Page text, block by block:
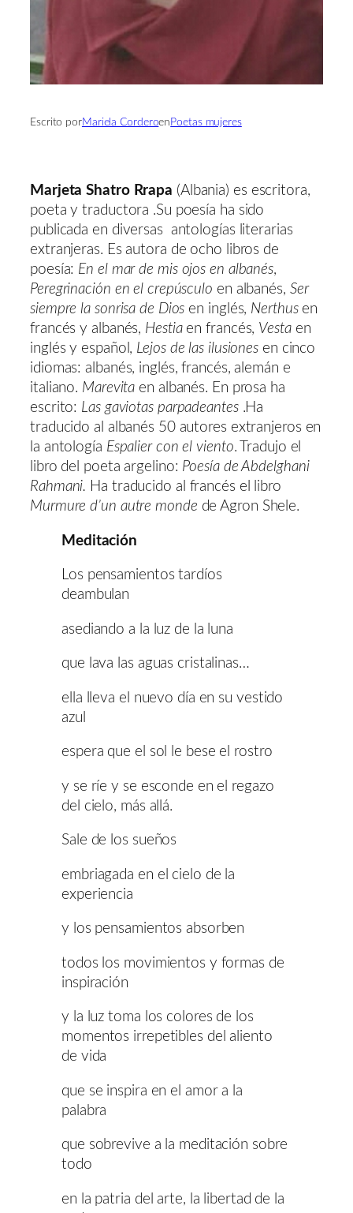
Escrito porMariela Corderoen Poetas mujeres
Marjeta Shatro Rrapa (Albania) es escritora,
poeta y traductora .Su poesía ha sido
publicada en diversas antologías literarias
extranjeras. Es autora de ocho libros de
poesía: En el mar de mis ojos en albanés,
Peregrinación en el crepúsculo en albanés, Ser
siempre la sonrisa de Dios en inglés, Nerthusen
francés y albanés, Hestiaen francés, Vestaen
inglés y español, Lejos de las ilusiones en cinco
idiomas: albanés, inglés, francés, alemán e
italiano. Marevita en albanés. En prosa ha
escrito: Las gaviotas parpadeantes .Ha
traducido al albanés 50 autores extranjeros en
la antología Espalier con el viento. Tradujo el
libro del poeta argelino: Poesía de Abdelghani
Rahmani. Ha traducido al francés el libro
Murmure d’un autre monde de Agron Shele.
Meditación
Los pensamientos tardíos
deambulan
asediando a la luz de la luna
que lava las aguas cristalinas…
ella lleva el nuevo día en su vestido
azul
espera que el sol le bese el rostro
y se ríe y se esconde en el regazo
del cielo, más allá.
Sale de los sueños
embriagada en el cielo de la
experiencia
y los pensamientos absorben
todos los movimientos y formas de
inspiración
y la luz toma los colores de los
momentos irrepetibles del aliento
de vida
que se inspira en el amor a la
palabra
que sobrevive a la meditación sobre
todo
en la patria del arte, la libertad de la